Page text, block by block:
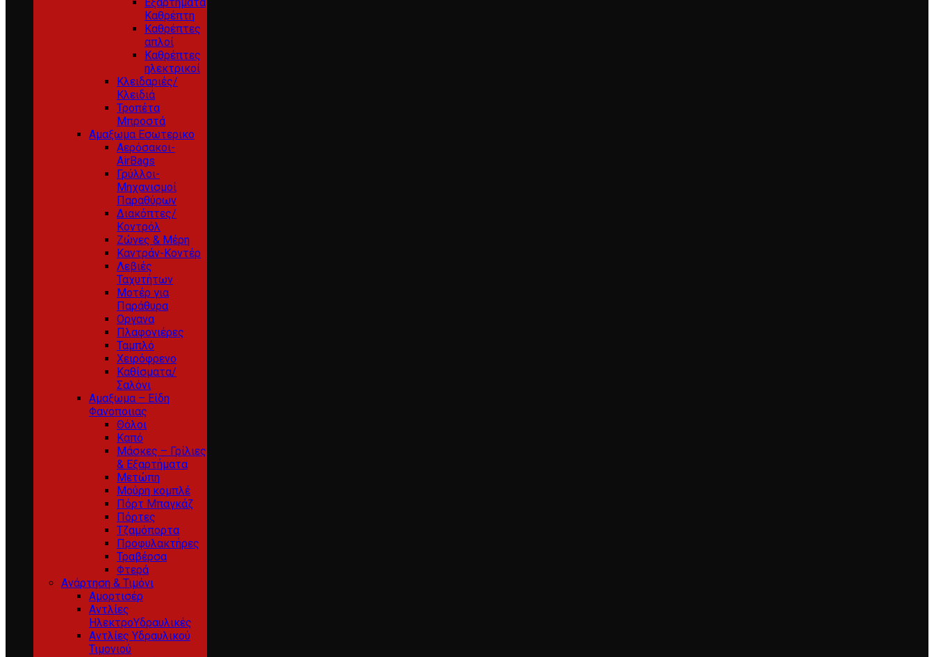
Καθρέπτη
Καθρέπτες
απλοί
Καθρέπτες
ηλεκτρικοί
Κλειδαριές/
Κλειδιά
Τροπέτα
Μπροστά
Αμαξωμα Εσωτερικο
Αερόσακοι-
AirBags
Γρύλλοι-
Μηχανισμοί
Παραθύρων
Διακόπτες/
Κοντρόλ
Ζώνες & Μέρη
Καντράν-Κοντέρ
Λεβιές
Ταχυτήτων
Μοτέρ για
Παράθυρα
Οργανα
Πλαφονιέρες
Ταμπλό
Χειρόφρενο
Καθίσματα/
Σαλόνι
Αμαξωμα – Είδη
Φανοποιιας
Θόλοι
Καπό
Μάσκες – Γρίλιες
& Εξαρτήματα
Μετώπη
Μούρη κομπλέ
Πόρτ Μπαγκάζ
Πόρτες
Τζαμόπορτα
Προφυλακτήρες
Τραβέρσα
Φτερά
Ανάρτηση & Τιμόνι
Αμορτισέρ
Αντλίες
ΗλεκτροΥδραυλικές
Αντλίες Υδραυλικού
Τιμονιού